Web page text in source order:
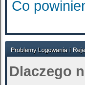
Co
Dlaczego